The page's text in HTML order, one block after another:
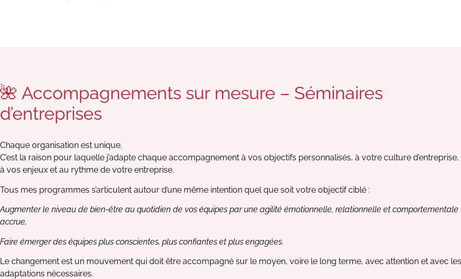
🌺 Accompagnements sur mesure – Séminaires
d’entreprises
Chaque organisation est unique.
C’est la raison pour laquelle j’adapte chaque accompagnement à vos objectifs personnalisés, à votre culture d’entreprise,
à vos enjeux et au rythme de votre entreprise.
Tous mes programmes s’articulent autour d’une même intention quel que soit votre objectif ciblé :
Augmenter le niveau de bien-être au quotidien de vos équipes par une agilité émotionnelle, relationnelle et comportementale
accrue,
Faire émerger des équipes plus conscientes, plus confiantes et plus engagées.
Le changement est un mouvement qui doit être accompagné sur le moyen, voire le long terme, avec attention et avec les
adaptations nécessaires.